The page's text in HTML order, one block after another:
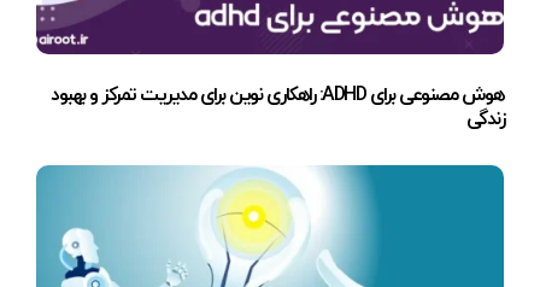
هوش مصنوعی برای ADHD: راهکاری نوین برای مدیریت تمرکز و بهبود
زندگی